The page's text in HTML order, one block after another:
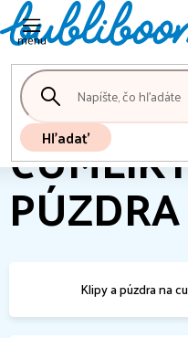
Prejsť
na
obsah
Hľadať
PÚZDRA
Klipy a púzdra na